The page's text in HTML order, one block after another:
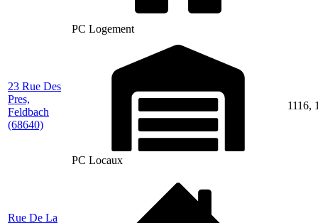
PC Logement
23 Rue Des
Pres,
Feldbach
(68640)
PC Locaux
1116,
Rue De La